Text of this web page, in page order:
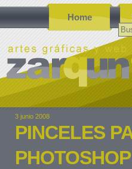
Home
3 junio 2008
PINCELES